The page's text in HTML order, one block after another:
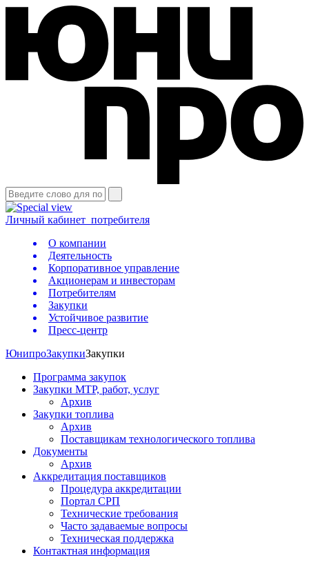
Личный кабинет потребителя
О компании
Деятельность
Корпоративное управление
Акционерам и инвесторам
Потребителям
Закупки
Устойчивое развитие
Пресс-центр
ЮнипроЗакупкиЗакупки
Программа закупок
Закупки МТР, работ, услуг
Архив
Закупки топлива
Архив
Поставщикам технологического топлива
Документы
Архив
Аккредитация поставщиков
Процедура аккредитации
Портал СРП
Технические требования
Часто задаваемые вопросы
Техническая поддержка
Контактная информация